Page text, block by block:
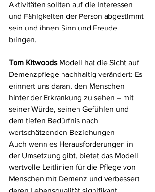
Aktivitäten sollten auf die Interessen
und Fähigkeiten der Person abgestimmt
sein und ihnen Sinn und Freude
bringen.
Tom Kitwoods Modell hat die Sicht auf
Demenzpflege nachhaltig verändert: Es
erinnert uns daran, den Menschen
hinter der Erkrankung zu sehen – mit
seiner Würde, seinen Gefühlen und
dem tiefen Bedürfnis nach
wertschätzenden Beziehungen
Auch wenn es Herausforderungen in
der Umsetzung gibt, bietet das Modell
wertvolle Leitlinien für die Pflege von
Menschen mit Demenz und verbessert
deren Lebensqualität signifikant.